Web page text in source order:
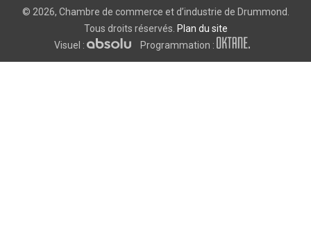
© 2026, Chambre de commerce et d’industrie de Drummond.
Tous droits réservés. Plan du site
Visuel :
Programmation :